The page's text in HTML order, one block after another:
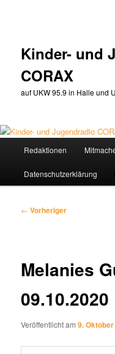
Kinder- und
CORAX
auf UKW 95.9 in Halle und
Redaktionen
Datenschutzerklärung
Beitragsnavigation
← Vorheriger
Melanies
09.10.2020
Veröffentlicht am9.